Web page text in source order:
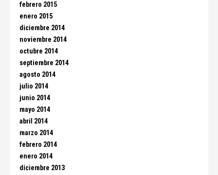
febrero 2015
enero 2015
diciembre 2014
noviembre 2014
octubre 2014
septiembre 2014
agosto 2014
julio 2014
junio 2014
mayo 2014
abril 2014
marzo 2014
febrero 2014
enero 2014
diciembre 2013